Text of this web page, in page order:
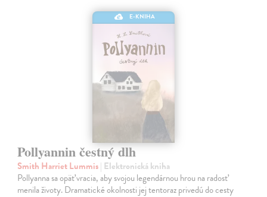
E-KNIHA
Pollyannin čestný dlh
Smith Harriet Lummis| Elektronická kniha
Pollyanna sa opäť vracia, aby svojou legendárnou hrou na radosť
menila životy. Dramatické okolnosti jej tentoraz privedú do cesty